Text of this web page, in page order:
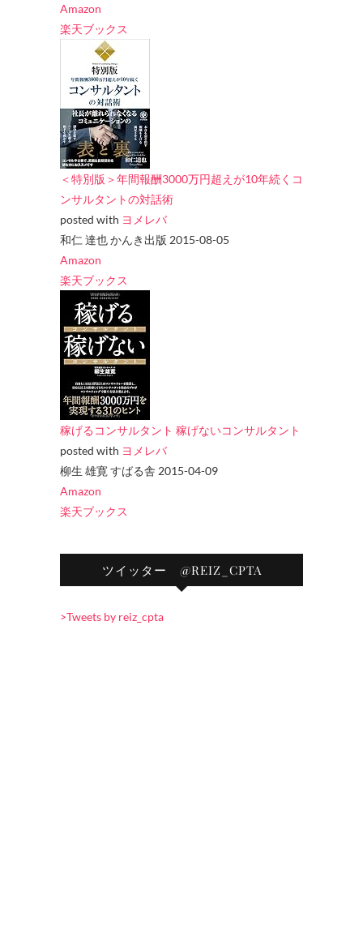
Amazon
楽天ブックス
＜特別版＞年間報酬3000万円超えが10年続くコ
ンサルタントの対話術
posted with ヨメレバ
和仁 達也 かんき出版 2015-08-05
Amazon
楽天ブックス
稼げるコンサルタント 稼げないコンサルタント
posted with ヨメレバ
柳生 雄寛 すばる舎 2015-04-09
Amazon
楽天ブックス
ツイッター @REIZ_CPTA
>Tweets by reiz_cpta